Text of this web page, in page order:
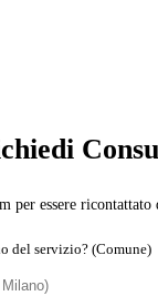
per essere ricontattato
del servizio? (Comune)